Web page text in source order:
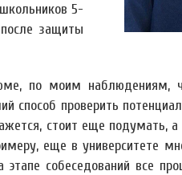
5-
защиты
по моим наблюдениям,
способ проверить
стоит еще подумать,
еще в университете
собеседований все